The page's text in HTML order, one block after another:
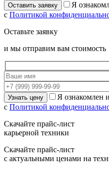
Я
с Политикой
Оставьте заявку
и мы отправим вам стоимость
Я ознакомлен
с Политикой
Скачайте прайс-лист
карьерной техники
Скачайте прайс-лист
с актуальными ценами на